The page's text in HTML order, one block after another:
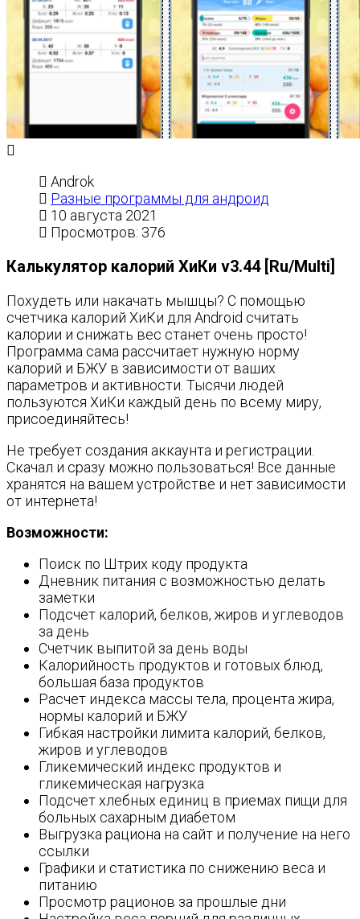
Androk
Разные программы для андроид
10 августа 2021
Просмотров: 376
Калькулятор калорий ХиКи v3.44 [Ru/Multi]
Похудеть или накачать мышцы? С помощью
счетчика калорий ХиКи для Android считать
калории и снижать вес станет очень просто!
Программа сама рассчитает нужную норму
калорий и БЖУ в зависимости от ваших
параметров и активности. Тысячи людей
пользуются ХиКи каждый день по всему миру,
присоединяйтесь!
Не требует создания аккаунта и регистрации.
Скачал и сразу можно пользоваться! Все данные
хранятся на вашем устройстве и нет зависимости
от интернета!
Возможности:
Поиск по Штрих коду продукта
Дневник питания с возможностью делать
заметки
Подсчет калорий, белков, жиров и углеводов
за день
Счетчик выпитой за день воды
Калорийность продуктов и готовых блюд,
большая база продуктов
Расчет индекса массы тела, процента жира,
нормы калорий и БЖУ
Гибкая настройки лимита калорий, белков,
жиров и углеводов
Гликемический индекс продуктов и
гликемическая нагрузка
Подсчет хлебных единиц в приемах пищи для
больных сахарным диабетом
Выгрузка рациона на сайт и получение на него
ссылки
Графики и статистика по снижению веса и
питанию
Просмотр рационов за прошлые дни